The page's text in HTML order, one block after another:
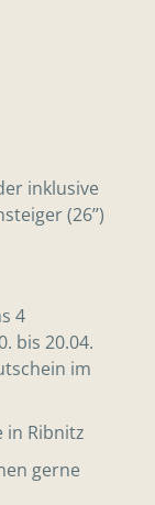
inklusive
(26’’)
4
bis 20.04.
im
in Ribnitz
gerne